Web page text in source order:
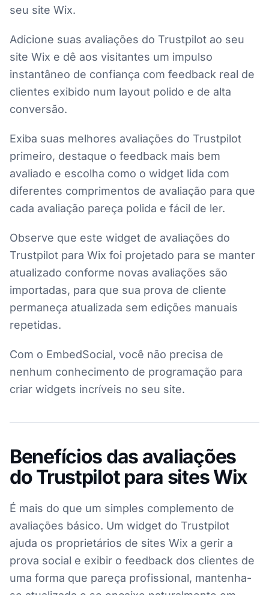
seu site Wix.
Adicione suas avaliações do Trustpilot ao seu
site Wix e dê aos visitantes um impulso
instantâneo de confiança com feedback real de
clientes exibido num layout polido e de alta
conversão.
Exiba suas melhores avaliações do Trustpilot
primeiro, destaque o feedback mais bem
avaliado e escolha como o widget lida com
diferentes comprimentos de avaliação para que
cada avaliação pareça polida e fácil de ler.
Observe que este widget de avaliações do
Trustpilot para Wix foi projetado para se manter
atualizado conforme novas avaliações são
importadas, para que sua prova de cliente
permaneça atualizada sem edições manuais
repetidas.
Com o EmbedSocial, você não precisa de
nenhum conhecimento de programação para
criar widgets incríveis no seu site.
Benefícios das avaliações
do Trustpilot para sites Wix
É mais do que um simples complemento de
avaliações básico. Um widget do Trustpilot
ajuda os proprietários de sites Wix a gerir a
prova social e exibir o feedback dos clientes de
uma forma que pareça profissional, mantenha-